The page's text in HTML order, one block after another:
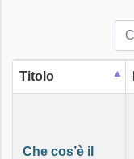
Titolo
Che cos’è il